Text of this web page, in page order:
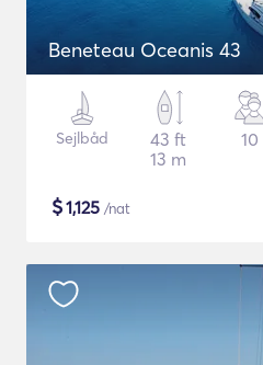
Beneteau Oceanis 43
Sejlbåd
43 ft
13 m
10
$1,125 /nat